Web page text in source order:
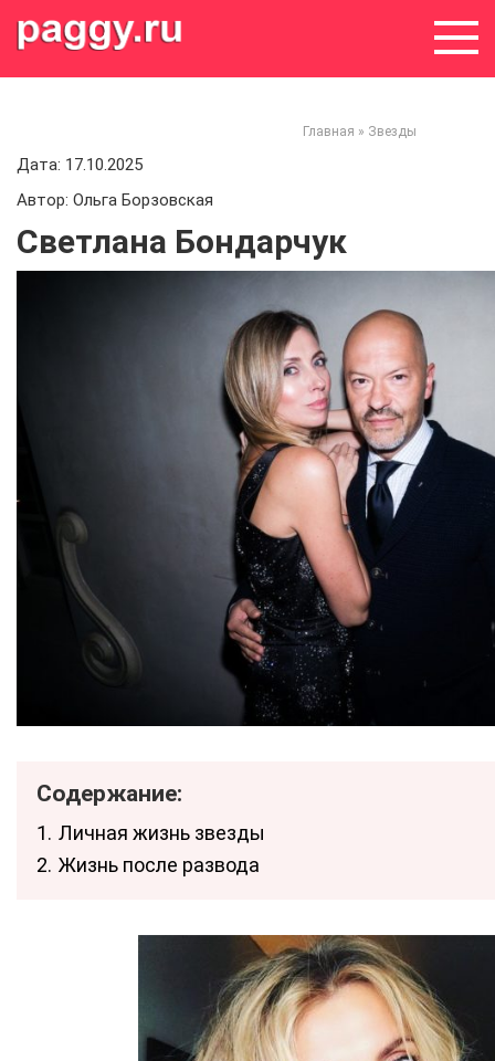
Главная » Звезды
Дата: 17.10.2025
Автор: Ольга Борзовская
Светлана Бондарчук
Содержание:
1. Личная жизнь звезды
2. Жизнь после развода